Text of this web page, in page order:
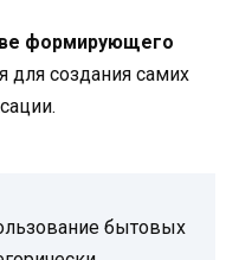
формирующего
для создания самих
бытовых